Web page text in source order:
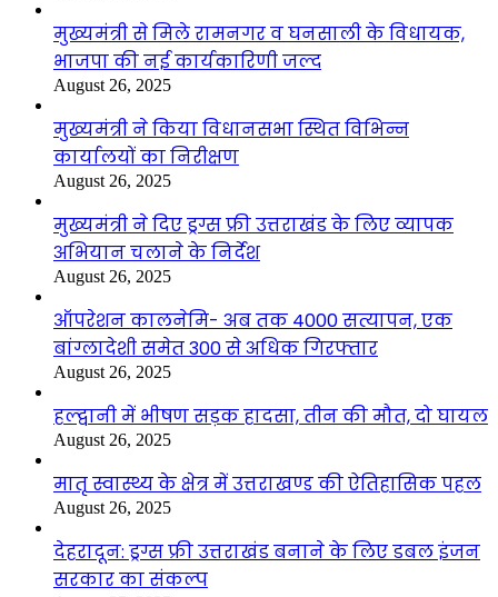
मुख्यमंत्री से मिले रामनगर व घनसाली के विधायक,
भाजपा की नई कार्यकारिणी जल्द
August 26, 2025
मुख्यमंत्री ने किया विधानसभा स्थित विभिन्न
कार्यालयों का निरीक्षण
August 26, 2025
मुख्यमंत्री ने दिए ड्रग्स फ्री उत्तराखंड के लिए व्यापक
अभियान चलाने के निर्देश
August 26, 2025
ऑपरेशन कालनेमि- अब तक 4000 सत्यापन, एक
बांग्लादेशी समेत 300 से अधिक गिरफ्तार
August 26, 2025
हल्द्वानी में भीषण सड़क हादसा, तीन की मौत, दो घायल
August 26, 2025
मातृ स्वास्थ्य के क्षेत्र में उत्तराखण्ड की ऐतिहासिक पहल
August 26, 2025
देहरादून: ड्रग्स फ्री उत्तराखंड बनाने के लिए डबल इंजन
सरकार का संकल्प